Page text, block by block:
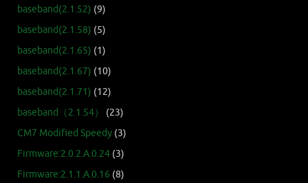
baseband(2.1.52) (9)
baseband(2.1.58) (5)
baseband(2.1.65) (1)
baseband(2.1.67) (10)
baseband(2.1.71) (12)
baseband（2.1.54）
(23)
CM7 Modified Speedy (3)
Firmware:2.0.2.A.0.24 (3)
Firmware:2.1.1.A.0.16 (8)